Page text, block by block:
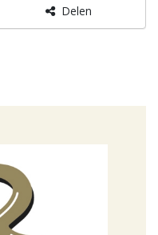
Delen